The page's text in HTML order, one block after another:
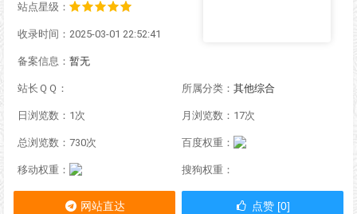
站点星级：
收录时间：2025-03-01 22:52:41
备案信息： 暂无
站长ＱＱ： 所属分类： 其他综合
日浏览数：1次 月浏览数：17次
总浏览数：730次 百度权重：
移动权重： 搜狗权重：
网站直达 点赞 [0]